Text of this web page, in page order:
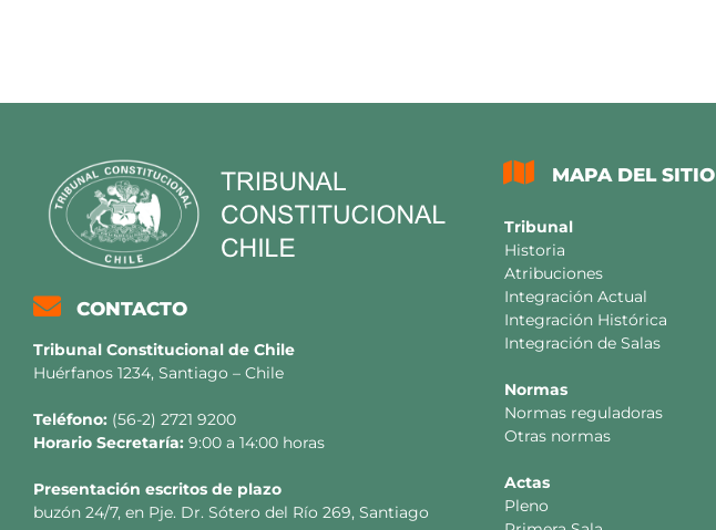
CONTACTO
Tribunal Constitucional de Chile
Huérfanos 1234, Santiago – Chile
Teléfono: (56-2) 2721 9200
Horario Secretaría: 9:00 a 14:00 horas
Presentación escritos de plazo
buzón 24/7, en Pje. Dr. Sótero del Río 269, Santiago
MAPA DEL SITIO
Tribunal
Historia
Atribuciones
Integración Actual
Integración Histórica
Integración de Salas
Normas
Normas reguladoras
Otras normas
Actas
Pleno